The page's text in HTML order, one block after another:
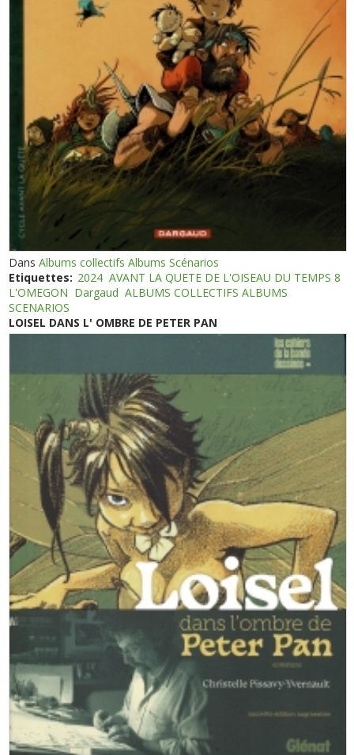
DansAlbums collectifs Albums Scénarios
Etiquettes: 2024 AVANT LA QUETE DE L'OISEAU DU TEMPS 8
L'OMEGON Dargaud ALBUMS COLLECTIFS ALBUMS
SCENARIOS
LOISEL DANS L' OMBRE DE PETER PAN